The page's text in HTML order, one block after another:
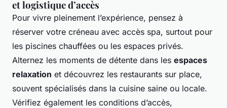
et logistique d’accès
Pour vivre pleinement l’expérience, pensez à
réserver votre créneau avec accès spa, surtout pour
les piscines chauffées ou les espaces privés.
Alternez les moments de détente dans les espaces
relaxation et découvrez les restaurants sur place,
souvent spécialisés dans la cuisine saine ou locale.
Vérifiez également les conditions d’accès,